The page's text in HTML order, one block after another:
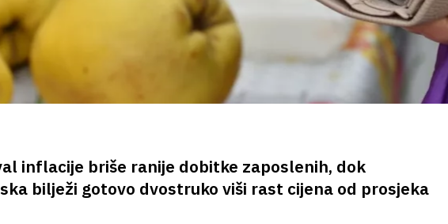
inflacije briše ranije dobitke zaposlenih, dok
bilježi gotovo dvostruko viši rast cijena od prosjeka